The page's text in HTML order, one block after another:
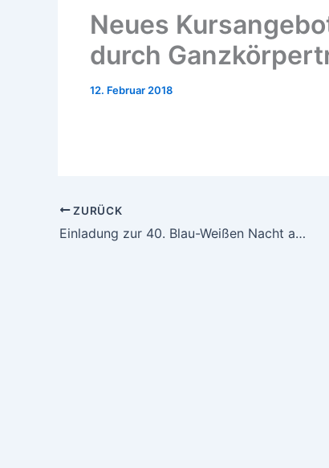
Neues
durch
12. Februar 2018
ZURÜCK
Einladung zur 40. Blau-Weißen Nacht am 03.02.18